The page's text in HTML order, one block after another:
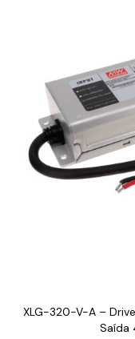
XLG-320-V-A –
Saída